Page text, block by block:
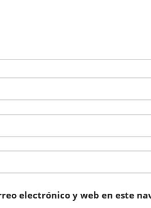
electrónico y web en este